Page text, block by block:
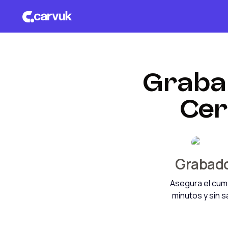
Asegura el
minutos y sin